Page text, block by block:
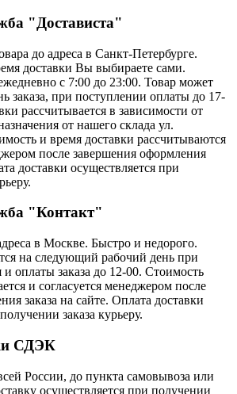
"Достависта"
до адреса в Санкт-Петербурге.
доставки Вы выбираете сами.
с 7:00 до 23:00. Товар может
заказа, при поступлении оплаты до 17-
рассчитывается в зависимости от
от нашего склада ул.
и время доставки рассчитываются
после завершения оформления
доставки осуществляется при
"Контакт"
в Москве. Быстро и недорого.
на следующий рабочий день при
оплаты заказа до 12-00. Стоимость
и согласуется менеджером после
заказа на сайте. Оплата доставки
заказа курьеру.
СДЭК
России, до пункта самовывоза или
осуществляется при получении